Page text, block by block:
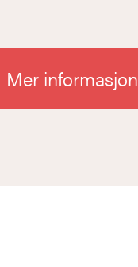
Mer informasjon